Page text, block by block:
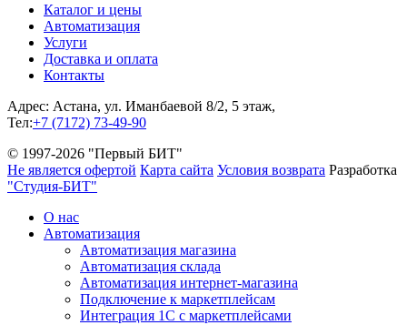
Каталог и цены
Автоматизация
Услуги
Доставка и оплата
Контакты
Адрес: Астана, ул. Иманбаевой 8/2, 5 этаж,
Тел:+7 (7172) 73-49-90
© 1997-2026 "Первый БИТ"
Не является офертой Карта сайта Условия возврата Разработка
"Студия-БИТ"
О нас
Автоматизация
Автоматизация магазина
Автоматизация склада
Автоматизация интернет-магазина
Подключение к маркетплейсам
Интеграция 1С с маркетплейсами